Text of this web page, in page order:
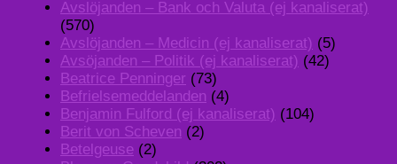
Avslöjanden – Bank och Valuta (ej kanaliserat)
(570)
Avslöjanden – Medicin (ej kanaliserat) (5)
Avsöjanden – Politik (ej kanaliserat) (42)
Beatrice Penninger (73)
Befrielsemeddelanden (4)
Benjamin Fulford (ej kanaliserat) (104)
Berit von Scheven (2)
Betelgeuse (2)